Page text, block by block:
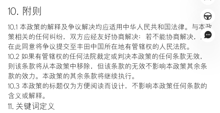
10. 附则
10.1 本政策的解释及争议解决均应适用中华人民共和国法律。与本政
策相关的任何纠纷，双方应经友好协商解决；若不能协商解决，您
在此同意将争议提交至丰田中国所在地有管辖权的人民法院。
10.2 如果有管辖权的任何法院裁定或判决本政策的任何条款无效，
则该条款将从本政策中移除，但该条款的无效不影响本政策其余条
款的效力。本政策的其余条款将继续执行。
10.3 本政策的标题仅为方便阅读而设计，不影响本政策任何条款的
含义或解释。
11. 关键词定义